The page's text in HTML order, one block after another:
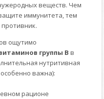
веществ. Чем
иммунитета, тем
противник.
ощутимо
группы В в
нутритивная
важна):
рационе